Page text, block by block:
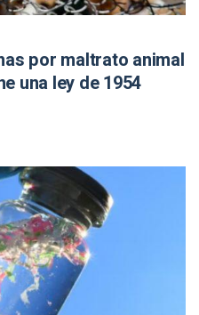
por maltrato animal
una ley de 1954